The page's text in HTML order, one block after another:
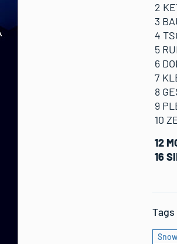
2
3
4
5
6
7
8
9
10
12
16
Tags